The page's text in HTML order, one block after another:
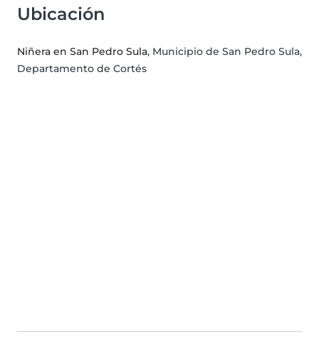
Ubicación
Niñera en San Pedro Sula, Municipio de San Pedro Sula,
Departamento de Cortés